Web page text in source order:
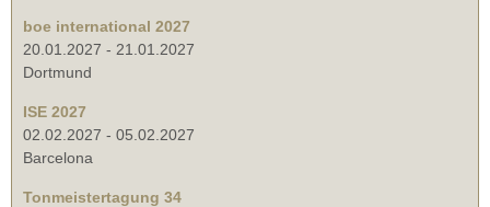
boe international 2027
20.01.2027 - 21.01.2027
Dortmund
ISE 2027
02.02.2027 - 05.02.2027
Barcelona
Tonmeistertagung 34